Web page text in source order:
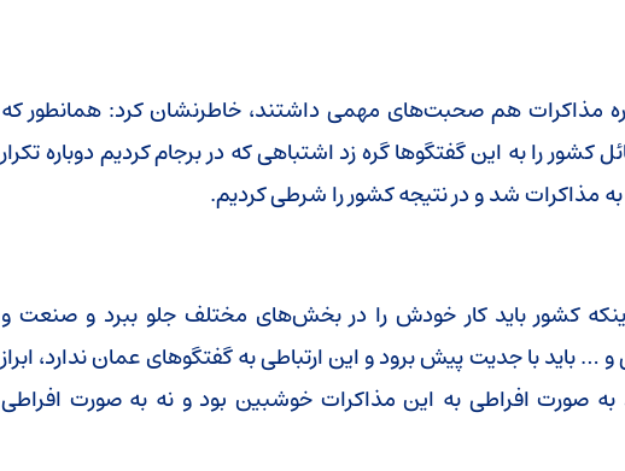
مذاکرات هم صحبت‌های مهمی داشتند، خاطرنشان کرد: همانطور که
را به این گفتگوها گره زد اشتباهی که در برجام کردیم دوباره تکرار
مذاکرات شد و در نتیجه کشور را شرطی کردیم.
کشور باید کار خودش را در بخش‌های مختلف جلو ببرد و صنعت و
باید با جدیت پیش برود و این ارتباطی به گفتگوهای عمان ندارد، ابراز
به صورت افراطی به این مذاکرات خوشبین بود و نه به صورت افراطی